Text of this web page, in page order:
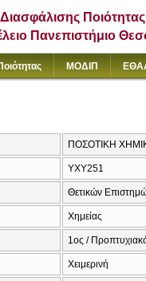
Ποιότητας
Πανεπιστήμιο
ΜΟΔΙΠ
ΠΟΣΟΤΙΚΗ
ΥΧΥ251
Θετικών
Χημείας
1ος /
Χειμερινή